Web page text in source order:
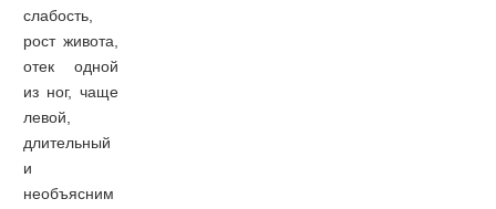
слабость,
рост живота,
отек одной
из ног, чаще
левой,
длительный
и
необъясним